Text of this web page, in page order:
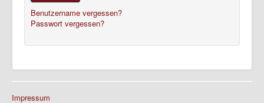
Benutzername vergessen?
Passwort vergessen?
Impressum